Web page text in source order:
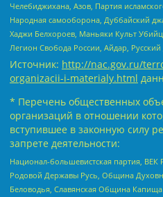
Челебиджихана, Азов, Партия
Народная самооборона, Дуббайский
Хаджи Белхороев, Маньяки Культ
Легион Свобода России, Айдар,
Источник: http://nac.gov.ru/
organizacii-i-materialy.html
* Перечень общественных
организаций в отношении
вступившее в законную силу
запрете деятельности:
Национал-большевистская партия, ВЕК
Родовой Державы Русь, Община
Беловодья, Славянская Община